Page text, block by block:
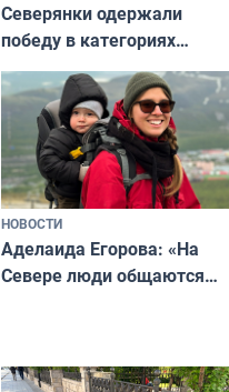
Северянки одержали
победу в категориях
всероссийского конкурса
«Мисс и Миссис Великая
Русь»
НОВОСТИ
Аделаида Егорова: «На
Севере люди общаются